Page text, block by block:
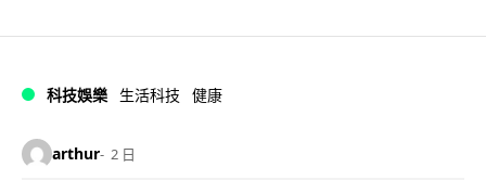
科技娛樂 生活科技 健康
arthur 2 日